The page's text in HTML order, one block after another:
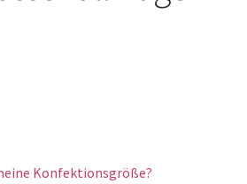
Konfektionsgröße?